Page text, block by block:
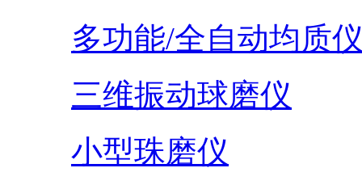
多功能/全自动均质
三维振动球磨仪
小型珠磨仪